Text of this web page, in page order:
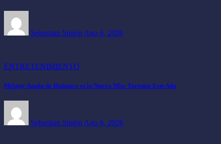
Sebastian Sipión Ago 6, 2026
ENTRETENIMIENTO
Melany Azaña de Huánuco es la Nueva Miss Turismo Este Año
Sebastian Sipión Ago 6, 2026